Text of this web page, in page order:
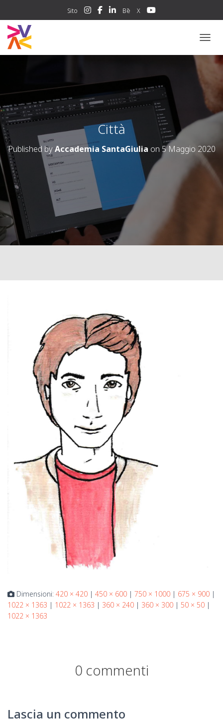
Sito Bē X
Città
Published byAccademia SantaGiulia on 5 Maggio 2020
Dimensioni: 420 × 420 | 450 × 600 | 750 × 1000 | 675 × 900 |
1022 × 1363 | 1022 × 1363 | 360 × 240 | 360 × 300 | 50 × 50 |
1022 × 1363
0 commenti
Lascia un commento